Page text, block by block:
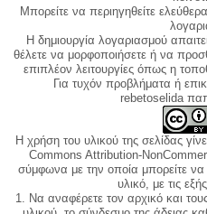
Μπορείτε να περιηγηθείτε
Η δημιουργία λογαριασμού
θέλετε να μορφοποιήσετε ή να
επιπλέον λειτουργίες όπως η
Για τυχόν προβλήματα ή
rebetoselida
Η χρήση του υλικού της σελίδας
Commons Attribution-
σύμφωνα με την οποία μπορείτε να
υλικό, με τις
1. Να αναφέρετε τον αρχικό και